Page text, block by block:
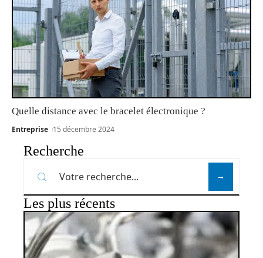
Quelle distance avec le bracelet électronique ?
Entreprise 15 décembre 2024
Recherche
Les plus récents